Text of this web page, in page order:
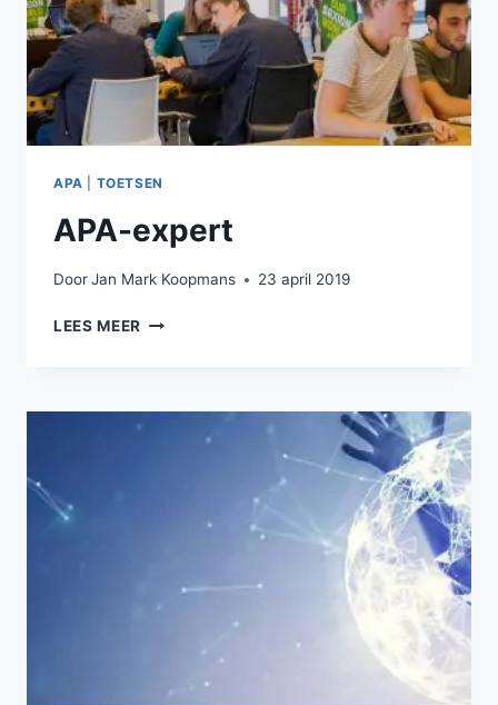
APA TOETSEN
APA-expert
DoorJan Mark Koopmans 23 april 2019
LEES MEER APA-